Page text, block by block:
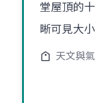
堂屋頂的
晰可見大
天文與